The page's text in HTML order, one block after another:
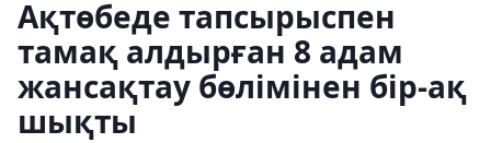
Ақтөбеде тапсырыспен
тамақ алдырған 8 адам
жансақтау бөлімінен бір-ақ
шықты